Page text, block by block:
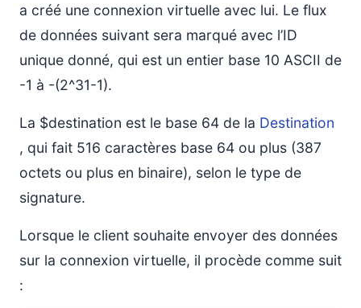
a créé une connexion virtuelle avec lui. Le flux
de données suivant sera marqué avec l’ID
unique donné, qui est un entier base 10 ASCII de
-1 à -(2^31-1).
La $destination est le base 64 de la Destination
, qui fait 516 caractères base 64 ou plus (387
octets ou plus en binaire), selon le type de
signature.
Lorsque le client souhaite envoyer des données
sur la connexion virtuelle, il procède comme suit
: